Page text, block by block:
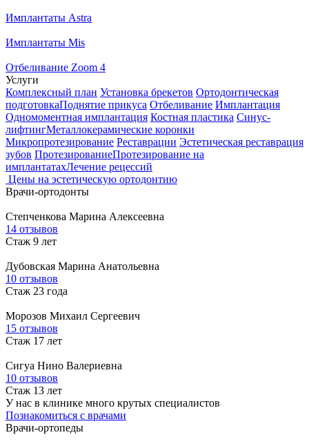
Имплантаты Astra
Имплантаты Mis
Отбеливание Zoom 4
Услуги
Комплексный план Установка брекетов Ортодонтическая
подготовкаПоднятие прикуса Отбеливание Имплантация
Одномоментная имплантация Костная пластика Синус-
лифтингМеталлокерамические коронки
Микропротезирование Реставрации Эстетическая реставрация
зубов ПротезированиеПротезирование на
имплантатахЛечение рецессий
Цены на эстетическую ортодонтию
Врачи-ортодонты
Степченкова Марина Алексеевна
14 отзывов
Стаж 9 лет
Дубовская Марина Анатольевна
10 отзывов
Стаж 23 года
Морозов Михаил Сергеевич
15 отзывов
Стаж 17 лет
Сигуа Нино Валериевна
10 отзывов
Стаж 13 лет
У нас в клинике много крутых специалистов
Познакомиться с врачами
Врачи-ортопеды